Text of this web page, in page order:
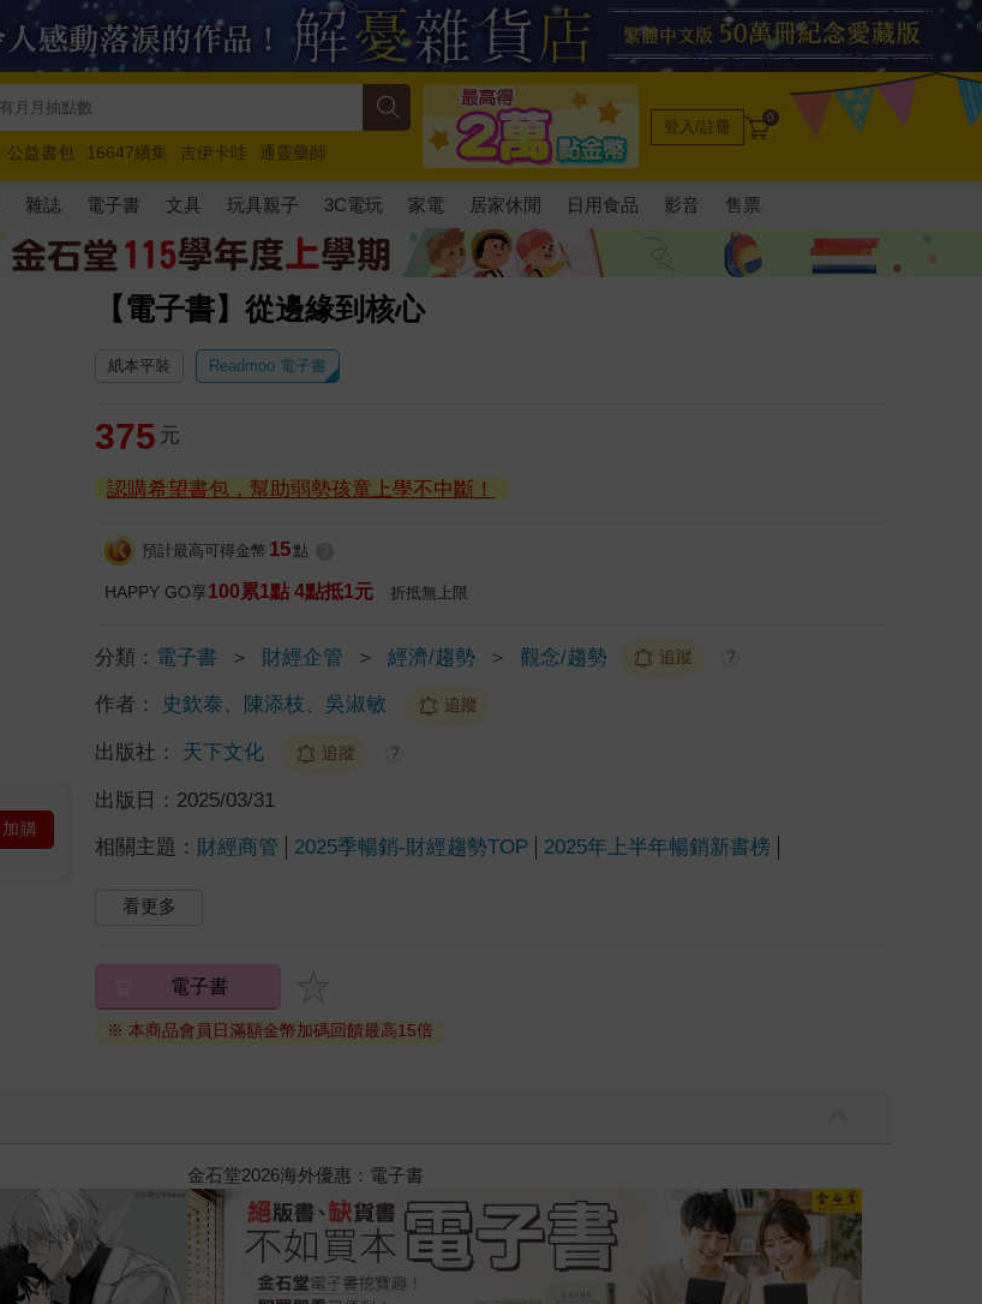
公益書包 16647續集 吉伊卡哇
通靈藥師
馬斯克 玩具總動員5 超慢跑
登入/註冊 0
雜誌 電子書 文具 玩具親子 3C電玩 家電 居家休閒 日用食品 影音 售票
【電子書】從邊緣到核心
加購
紙本平裝 Readmoo 電子書
375 元
認購希望書包，幫助弱勢孩童上學不中斷！
預計最高可得金幣 15 點
HAPPY GO享100累1點 4點抵1元 折抵無上限
分類： 電子書 ＞ 財經企管 ＞ 經濟/趨勢 ＞ 觀念/趨勢 追蹤 ?
作者： 史欽泰、陳添枝、吳淑敏 追蹤
出版社： 天下文化 追蹤 ?
出版日： 2025/03/31
相關主題： 財經商管 2025季暢銷-財經趨勢TOP 2025年上半年暢銷新書榜
看更多
電子書
※ 本商品會員日滿額金幣加碼回饋最高15倍
2026金石堂暑假漫博〈你好，我吃一點〉第二波